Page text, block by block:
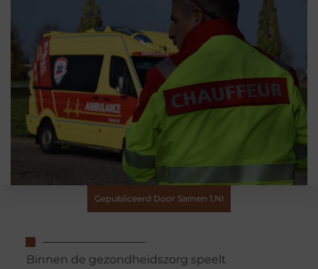
Gepubliceerd Door Samen 1.nl
Binnen de gezondheidszorg speelt